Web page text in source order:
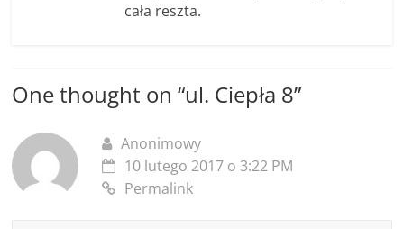
cała reszta.
One thought on “ul. Ciepła 8”
Anonimowy
10 lutego 2017 o 3:22 PM
Permalink